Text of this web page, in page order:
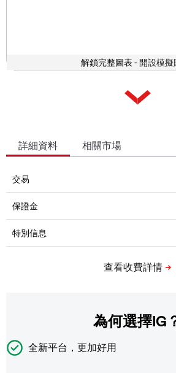
解鎖完整圖表 -
詳細資料 相關市場
為何選擇IG
全新平台，更加好用